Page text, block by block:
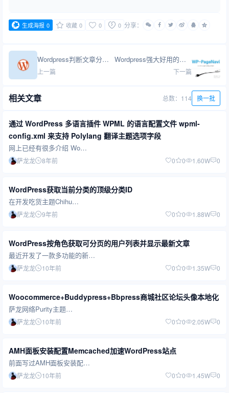
生成海报 0 收藏 0 0 0 分享：
Wordpress判断文章分页第一页和最后一页
上一篇
Wordpress强大好用的分页插件WP-PageNavi使用
下一篇
相关文章 总数：114 换一批
通过 WordPress 多语言插件 WPML 的语言配置文件 wpml-
config.xml 来支持 Polylang 翻译主题选项字段
网上已经有很多介绍 Wo…
萨龙龙 8年前 0 0 1.60W 0
WordPress获取当前分类的顶级分类ID
在开发吃货主题Chihu…
萨龙龙 9年前 0 0 1.88W 0
WordPress按角色获取可分页的用户列表并显示最新文章
最近开发了一款多功能的新…
萨龙龙 10年前 0 0 1.35W 0
Woocommerce+Buddypress+Bbpress商城社区论坛头像本地化
萨龙网络Purity主题…
萨龙龙 10年前 0 0 2.05W 0
AMH面板安装配置Memcached加速WordPress站点
前面写过AMH面板安装配…
萨龙龙 10年前 0 0 1.45W 0